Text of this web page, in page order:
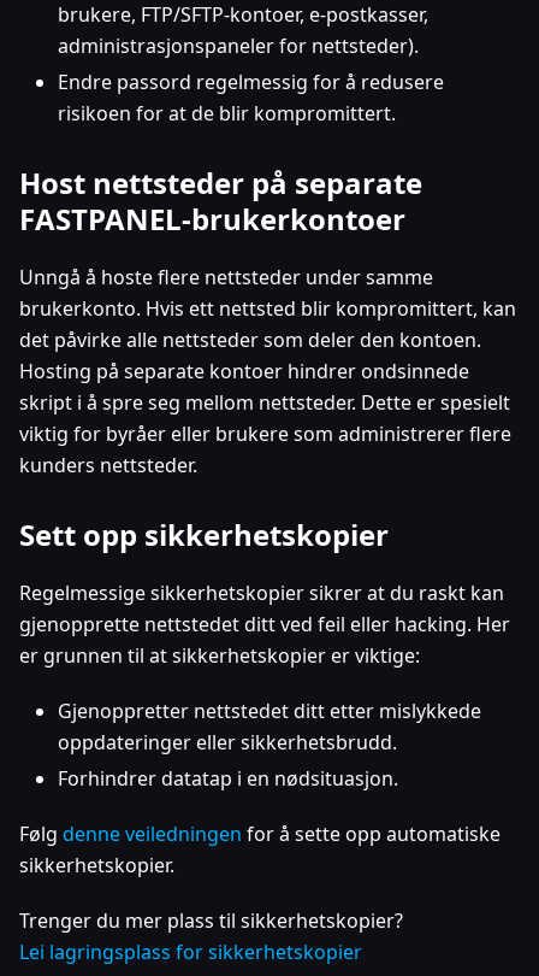
brukere, FTP/SFTP-kontoer, e-postkasser,
administrasjonspaneler for nettsteder).
Endre passord regelmessig for å redusere
risikoen for at de blir kompromittert.
Host nettsteder på separate
FASTPANEL-brukerkontoer
Unngå å hoste flere nettsteder under samme
brukerkonto. Hvis ett nettsted blir kompromittert, kan
det påvirke alle nettsteder som deler den kontoen.
Hosting på separate kontoer hindrer ondsinnede
skript i å spre seg mellom nettsteder. Dette er spesielt
viktig for byråer eller brukere som administrerer flere
kunders nettsteder.
Sett opp sikkerhetskopier
Regelmessige sikkerhetskopier sikrer at du raskt kan
gjenopprette nettstedet ditt ved feil eller hacking. Her
er grunnen til at sikkerhetskopier er viktige:
Gjenoppretter nettstedet ditt etter mislykkede
oppdateringer eller sikkerhetsbrudd.
Forhindrer datatap i en nødsituasjon.
Følg denne veiledningen for å sette opp automatiske
sikkerhetskopier.
Trenger du mer plass til sikkerhetskopier?
Lei lagringsplass for sikkerhetskopier